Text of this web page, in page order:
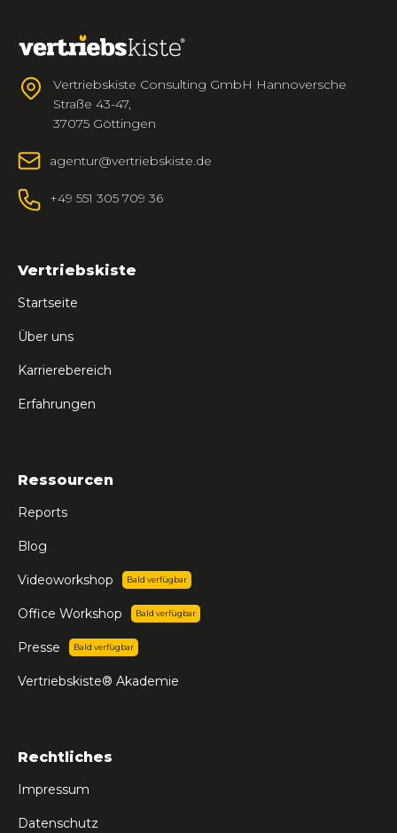
Vertriebskiste Consulting GmbH Hannoversche
Straße 43-47,
37075 Göttingen
agentur@vertriebskiste.de
+49 551 305 709 36
Vertriebskiste
Startseite
Über uns
Karrierebereich
Erfahrungen
Ressourcen
Reports
Blog
Videoworkshop Bald verfügbar
Office Workshop Bald verfügbar
Presse Bald verfügbar
Vertriebskiste® Akademie
Rechtliches
Impressum
Datenschutz